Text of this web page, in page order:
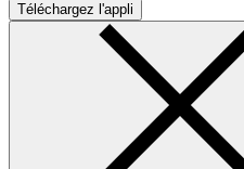
Téléchargez l'appli